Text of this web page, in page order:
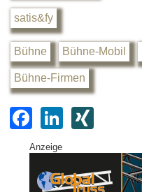
satis&fy
Bühne Bühne-Mobil
Bühne-Firmen
F
a
c
e
Li
k
e
G
Anzeige